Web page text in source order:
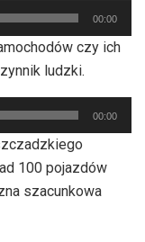
00:00
czy ich
ludzki.
00:00
100 pojazdów
szacunkowa